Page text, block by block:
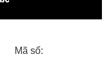
Mã số: